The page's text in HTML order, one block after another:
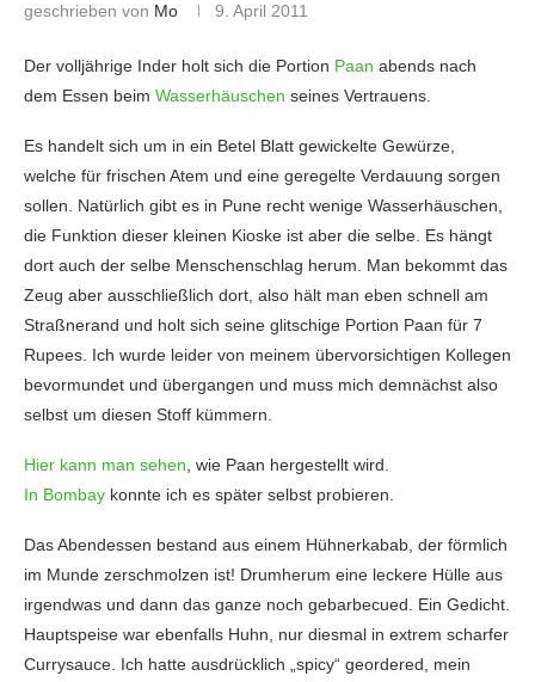
geschrieben von Mo 9. April 2011
Der volljährige Inder holt sich die Portion Paan abends nach
dem Essen beim Wasserhäuschen seines Vertrauens.
Es handelt sich um in ein Betel Blatt gewickelte Gewürze,
welche für frischen Atem und eine geregelte Verdauung sorgen
sollen. Natürlich gibt es in Pune recht wenige Wasserhäuschen,
die Funktion dieser kleinen Kioske ist aber die selbe. Es hängt
dort auch der selbe Menschenschlag herum. Man bekommt das
Zeug aber ausschließlich dort, also hält man eben schnell am
Straßnerand und holt sich seine glitschige Portion Paan für 7
Rupees. Ich wurde leider von meinem übervorsichtigen Kollegen
bevormundet und übergangen und muss mich demnächst also
selbst um diesen Stoff kümmern.
Hier kann man sehen , wie Paan hergestellt wird.
In Bombay konnte ich es später selbst probieren.
Das Abendessen bestand aus einem Hühnerkabab, der förmlich
im Munde zerschmolzen ist! Drumherum eine leckere Hülle aus
irgendwas und dann das ganze noch gebarbecued. Ein Gedicht.
Hauptspeise war ebenfalls Huhn, nur diesmal in extrem scharfer
Currysauce. Ich hatte ausdrücklich „spicy“ geordered, mein